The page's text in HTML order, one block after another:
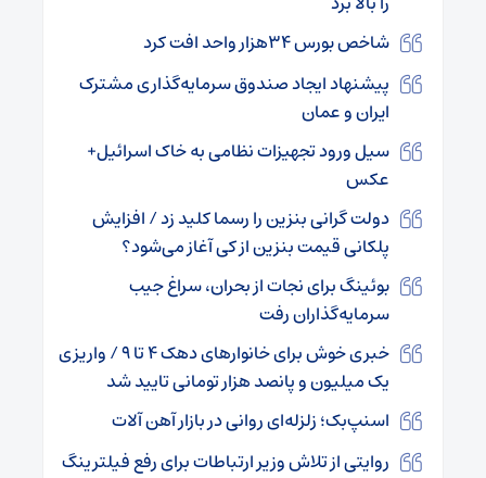
شاخص بورس ۳۴هزار واحد افت کرد
پیشنهاد ایجاد صندوق سرمایه‌گذاری مشترک
ایران و عمان
سیل ورود تجهیزات نظامی به خاک اسرائیل+
عکس
دولت گرانی بنزین را رسما کلید زد / افزایش
پلکانی قیمت بنزین از کی آغاز می‌شود؟
بوئینگ برای نجات از بحران، سراغ جیب
سرمایه‌گذاران رفت
خبری خوش برای خانوارهای دهک ۴ تا ۹ / واریزی
یک میلیون و پانصد هزار تومانی تایید شد
اسنپ‌بک؛ زلزله‌ای روانی در بازار آهن آلات
روایتی از تلاش وزیر ارتباطات برای رفع فیلترینگ